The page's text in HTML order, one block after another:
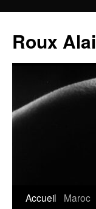
contenu
Roux
Accueil Maroc